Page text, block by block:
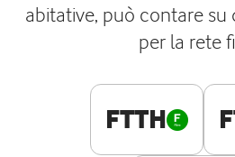
abitative, può contare
per la rete
FTTH